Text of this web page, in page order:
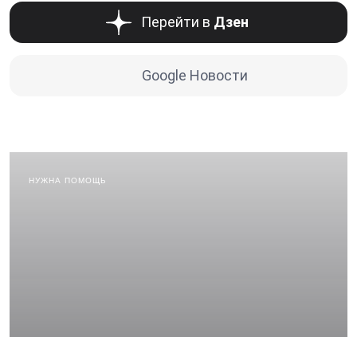
Перейти в Дзен
Google Новости
НУЖНА ПОМОЩЬ